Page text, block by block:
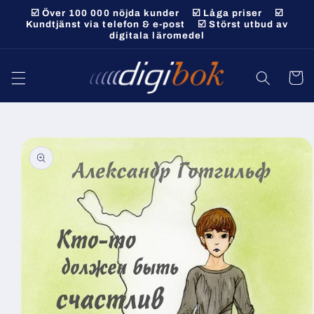
vidare
till
☑️ Över 100 000 nöjda kunder ☑️ Låga priser ☑️
Kundtjänst via telefon & e-post ☑️ Störst utbud av
digitala läromedel
vidare till